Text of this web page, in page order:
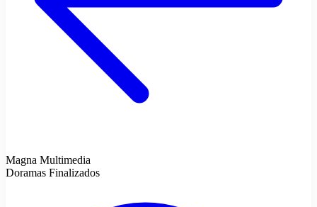
Magna Multimedia
Doramas Finalizados